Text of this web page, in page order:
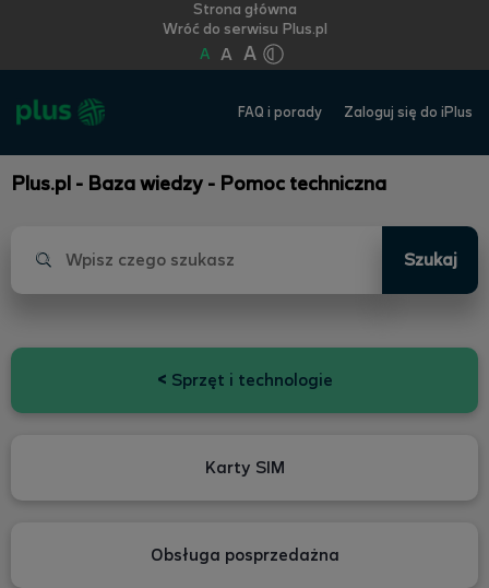
Strona główna
Wróć do serwisu Plus.pl
A A A
FAQ i porady Zaloguj się do iPlus
Plus.pl - Baza wiedzy - Pomoc techniczna
Szukaj
< Sprzęt i technologie
Karty SIM
Obsługa posprzedażna